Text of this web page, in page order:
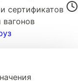
сертификатов